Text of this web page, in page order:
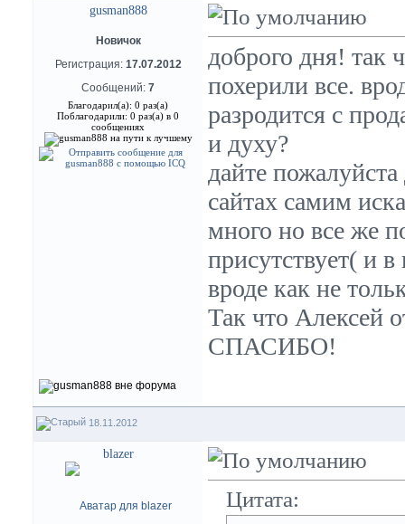
gusman888
Новичок
Регистрация: 17.07.2012
Сообщений: 7
Благодарил(а): 0 раз(а)
Поблагодарили: 0 раз(а) в 0
сообщениях
доброго дня! так
похерили все.
разродится с
и духу?
дайте
сайтах самим
много но все же
присутствует( и
вроде как не
Так что Алексей
СПАСИБО!
18.11.2012
blazer
Цитата: